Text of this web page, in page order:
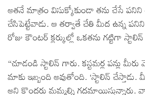
అతనే మాత్రం విసుక్కోకుండా తను చేసే
చేసిపెట్టేవాడు. ఆ తర్వాతే చేతి మీద ఉన్న
రోజు కౌంటర్ క్లర్కుల్లో ఒకతను గట్టిగా
“చూడండి స్టాలిన్ గారు. కస్టమర్ల పన్లు
మాకు ఇబ్బంది అవుతోంది. ‘స్టాలిన్ చేస్తాడు.
అని కొందరు మమ్మల్ని గదమాయిస్తున్నారు.